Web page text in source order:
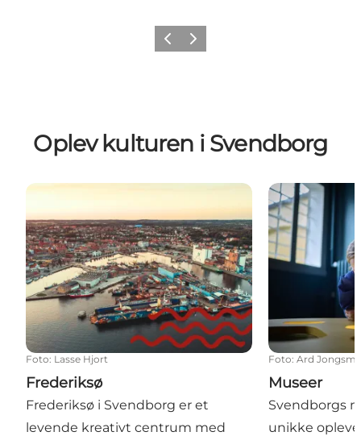
Forrige billede
Næste billede
Oplev kulturen i Svendborg
Frederiksø
Foto: Lasse Hjort
Frederiksø
Frederiksø i Svendborg er et
levende kreativt centrum med
Museer
Foto: Ard
Museer
Svendborgs
unikke